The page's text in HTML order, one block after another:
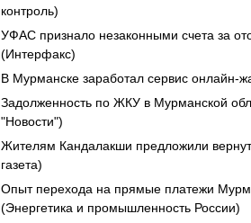
контроль)
УФАС признало незаконными счета за
(Интерфакс)
В Мурманске заработал сервис онлайн-
Задолженность по ЖКУ в Мурманской
"Новости")
Жителям Кандалакши предложили
газета)
Опыт перехода на прямые платежи
(Энергетика и промышленность России)